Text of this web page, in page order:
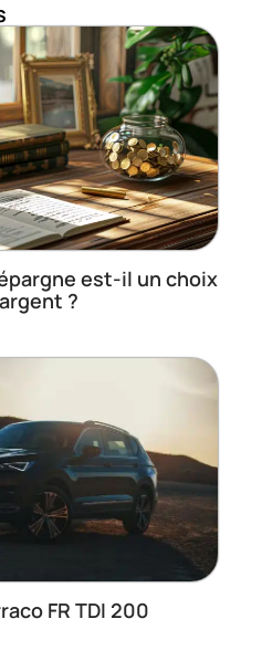
est-il un choix
?
FR TDI 200